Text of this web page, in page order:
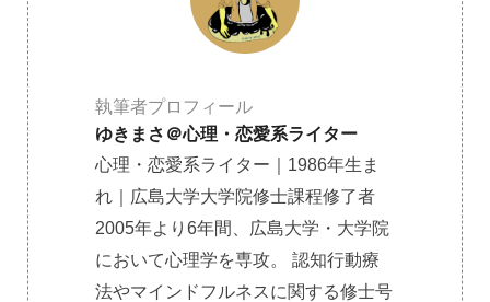
執筆者プロフィール
ゆきまさ＠心理・恋愛系ライター
心理・恋愛系ライター｜1986年生ま
れ｜広島大学大学院修士課程修了者
2005年より6年間、広島大学・大学院
において心理学を専攻。 認知行動療
法やマインドフルネスに関する修士号